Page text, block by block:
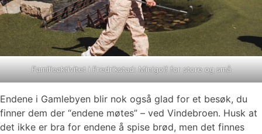
Familieaktivitet i Fredrikstad: Minigolf for store og små
Endene i Gamlebyen blir nok også glad for et besøk, du
finner dem der “endene møtes” – ved Vindebroen. Husk at
det ikke er bra for endene å spise brød, men det finnes